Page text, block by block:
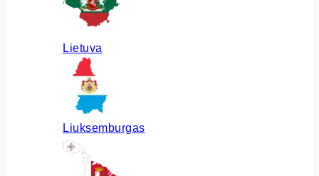
Lietuva
Liuksemburgas